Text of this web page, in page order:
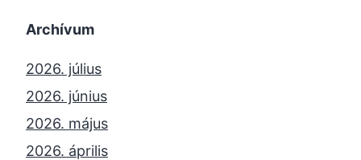
Archívum
2026. július
2026. június
2026. május
2026. április